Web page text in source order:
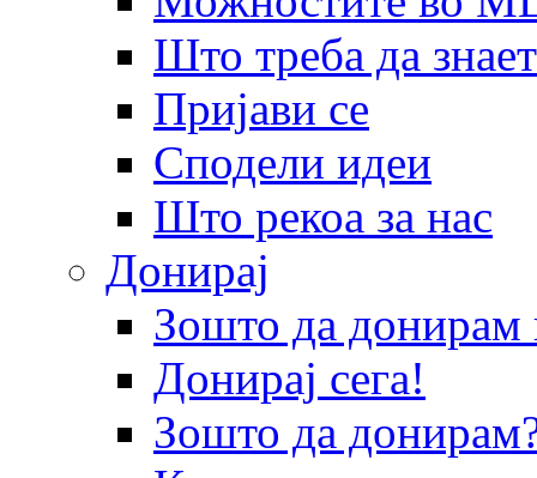
Што треба да
Пријави се
Сподели идеи
Што рекоа за нас
Донирај
Зошто да
Донирај сега!
Зошто да